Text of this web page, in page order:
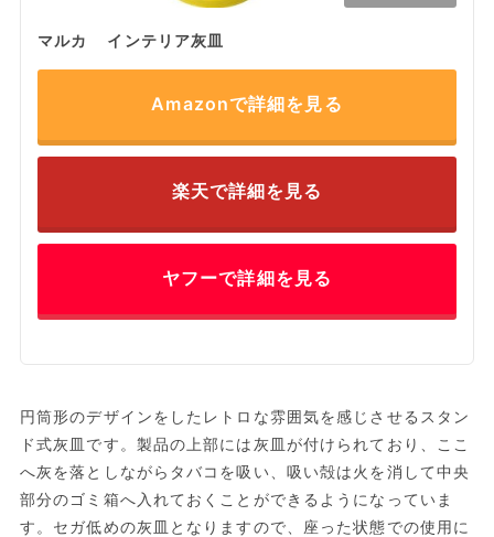
マルカ インテリア灰皿
Amazonで詳細を見る
楽天で詳細を見る
ヤフーで詳細を見る
円筒形のデザインをしたレトロな雰囲気を感じさせるスタン
ド式灰皿です。製品の上部には灰皿が付けられており、ここ
へ灰を落としながらタバコを吸い、吸い殻は火を消して中央
部分のゴミ箱へ入れておくことができるようになっていま
す。セガ低めの灰皿となりますので、座った状態での使用に